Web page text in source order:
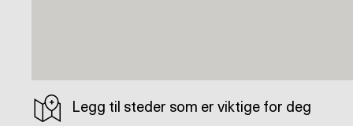
Legg til steder som er viktige for deg